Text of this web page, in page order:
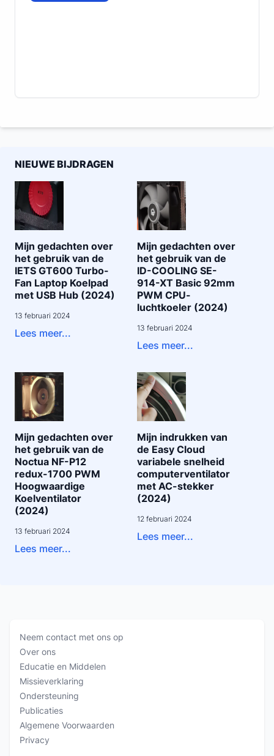
NIEUWE BIJDRAGEN
Mijn gedachten over
het gebruik van de
IETS GT600 Turbo-
Fan Laptop Koelpad
met USB Hub (2024)
13 februari 2024
Lees meer...
Mijn gedachten over
het gebruik van de
ID-COOLING SE-
914-XT Basic 92mm
PWM CPU-
luchtkoeler (2024)
13 februari 2024
Lees meer...
Mijn gedachten over
het gebruik van de
Noctua NF-P12
redux-1700 PWM
Hoogwaardige
Koelventilator
(2024)
13 februari 2024
Lees meer...
Mijn indrukken van
de Easy Cloud
variabele snelheid
computerventilator
met AC-stekker
(2024)
12 februari 2024
Lees meer...
Neem contact met ons op
Over ons
Educatie en Middelen
Missieverklaring
Ondersteuning
Publicaties
Algemene Voorwaarden
Privacy